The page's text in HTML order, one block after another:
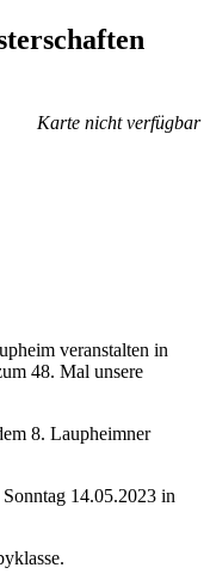
Karte nicht verfügbar
veranstalten in
48. Mal unsere
8. Laupheimner
14.05.2023 in